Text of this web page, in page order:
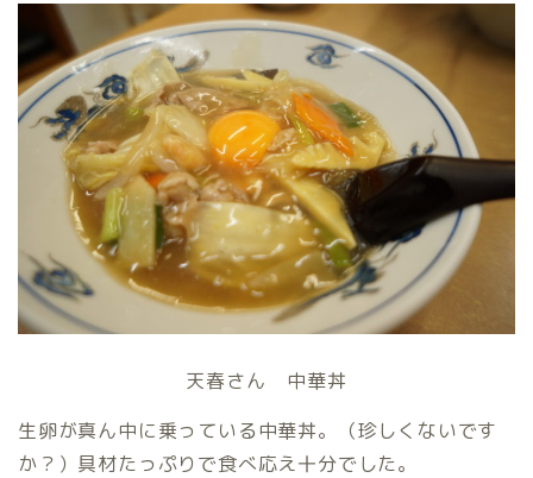
天春さん 中華丼
生卵が真ん中に乗っている中華丼。（珍しくないです
か？）具材たっぷりで食べ応え十分でした。